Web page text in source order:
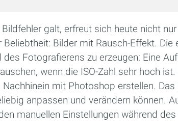
galt, erfreut sich heute nicht
Bilder mit Rausch-Effekt. Die
Fotografierens zu erzeugen: Eine
wenn die ISO-Zahl sehr hoch
mit Photoshop erstellen.
anpassen und verändern können.
manuellen Einstellungen während